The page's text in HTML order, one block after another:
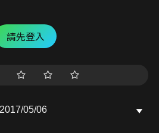
請先登入
05/06